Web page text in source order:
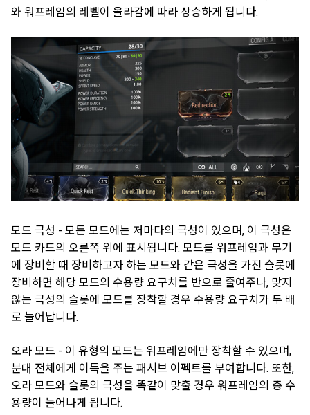
와 워프레임의 레벨이 올라감에 따라 상승하게 됩니다.
모드 극성 - 모든 모드에는 저마다의 극성이 있으며, 이 극성은
모드 카드의 오른쪽 위에 표시됩니다. 모드를 워프레임과 무기
에 장비할 때 장비하고자 하는 모드와 같은 극성을 가진 슬롯에
장비하면 해당 모드의 수용량 요구치를 반으로 줄여주나, 맞지
않는 극성의 슬롯에 모드를 장착할 경우 수용량 요구치가 두 배
로 늘어납니다.
오라 모드 - 이 유형의 모드는 워프레임에만 장착할 수 있으며,
분대 전체에게 이득을 주는 패시브 이펙트를 부여합니다. 또한,
오라 모드와 슬롯의 극성을 똑같이 맞출 경우 워프레임의 총 수
용량이 늘어나게 됩니다.